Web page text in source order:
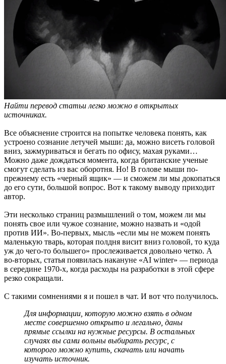
Найти перевод статьи легко можно в открытых
источниках.
Все объяснение строится на попытке человека понять, как
устроено сознание летучей мыши: да, можно висеть головой
вниз, зажмуриваться и бегать по офису, махая руками…
Можно даже дождаться момента, когда британские ученые
смогут сделать из вас оборотня. Но! В голове мыши по-
прежнему есть «черный ящик» — и сможем ли мы докопаться
до его сути, большой вопрос. Вот к такому выводу приходит
автор.
Эти несколько страниц размышлений о том, можем ли мы
понять свое или чужое сознание, можно назвать и «одой
против ИИ». Во-первых, мысль «если мы не можем понять
маленькую тварь, которая полдня висит вниз головой, то куда
уж до чего-то большего» прослеживается довольно четко. А
во-вторых, статья появилась накануне «AI winter» — периода
в середине 1970-х, когда расходы на разработки в этой сфере
резко сокращали.
С такими сомнениями я и пошел в чат. И вот что получилось.
Для информации, которую можно взять в одном
месте совершенно открыто и легально, даны
прямые ссылки на нужные ресурсы. В остальных
случаях вы сами вольны выбирать ресурс, с
которого можно купить, скачать или начать
изучать источник.